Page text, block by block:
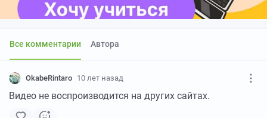
Все комментарии Автора
OkabeRintaro 10 лет назад
Видео не воспроизводится на других сайтах.